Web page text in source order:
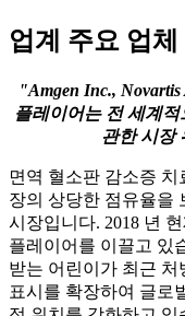
업계 주요 업체
"Amgen Inc.,
플레이어는 전 세계
관한 시장
면역 혈소판 감소증 치
장의 상당한 점유율을
시장입니다. 2018 년
플레이어를 이끌고 있
받는 어린이가 최근 처
표시를 확장하여 글로